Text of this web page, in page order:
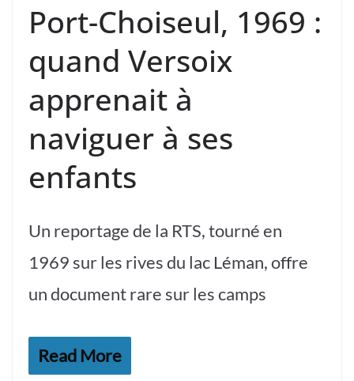
Port-Choiseul, 1969 :
quand Versoix
apprenait à
naviguer à ses
enfants
Un reportage de la RTS, tourné en
1969 sur les rives du lac Léman, offre
un document rare sur les camps
Read More